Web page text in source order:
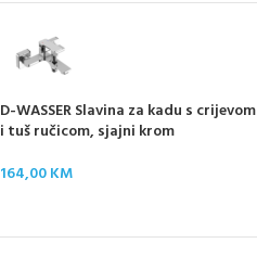
D-WASSER Slavina za kadu s crijevom
i tuš ručicom, sjajni krom
164,00KM